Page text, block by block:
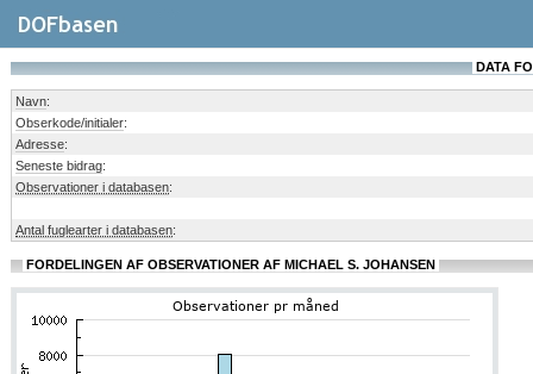
DATA
Navn:
Obserkode/initialer:
Adresse:
Seneste bidrag:
Observationer i databasen:
Antal fuglearter i databasen:
FORDELINGEN AF OBSERVATIONER AF MICHAEL S. JOHANSEN